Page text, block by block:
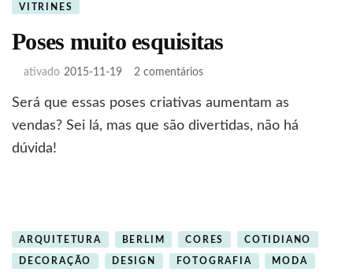
VITRINES
Poses muito esquisitas
ativado 2015-11-19 2 comentáriosem
muito
esquisitas
Será que essas poses criativas aumentam as
vendas? Sei lá, mas que são divertidas, não há
dúvida!
ARQUITETURA BERLIM CORES COTIDIANO
DECORAÇÃO DESIGN FOTOGRAFIA MODA